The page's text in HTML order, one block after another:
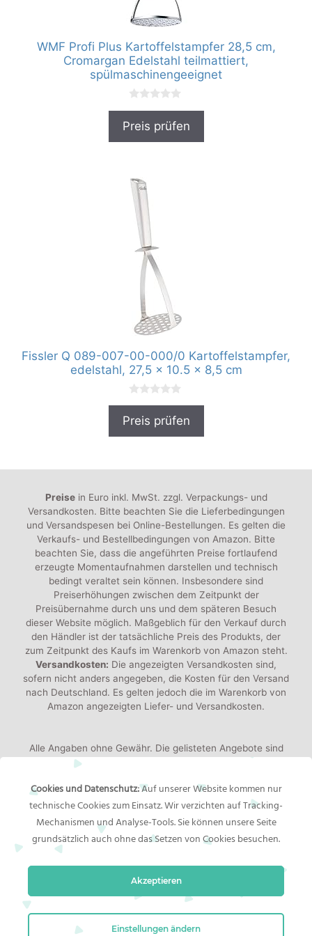
WMF Profi Plus Kartoffelstampfer 28,5 cm,
Cromargan Edelstahl teilmattiert,
spülmaschinengeeignet
0
o
Preis prüfen
Fissler Q 089-007-00-000/0 Kartoffelstampfer,
edelstahl, 27,5 x 10.5 x 8,5 cm
0
o
Preis prüfen
Preisein Euro inkl. MwSt. zzgl. Verpackungs- und
Versandkosten. Bitte beachten Sie die Lieferbedingungen
und Versandspesen bei Online-Bestellungen. Es gelten die
Verkaufs- und Bestellbedingungen von Amazon. Bitte
beachten Sie, dass die angeführten Preise fortlaufend
erzeugte Momentaufnahmen darstellen und technisch
bedingt veraltet sein können. Insbesondere sind
Preiserhöhungen zwischen dem Zeitpunkt der
Preisübernahme durch uns und dem späteren Besuch
dieser Website möglich. Maßgeblich für den Verkauf durch
den Händler ist der tatsächliche Preis des Produkts, der
zum Zeitpunkt des Kaufs im Warenkorb von Amazon steht.
Versandkosten: Die angezeigten Versandkosten sind,
sofern nicht anders angegeben, die Kosten für den Versand
nach Deutschland. Es gelten jedoch die im Warenkorb von
Amazon angezeigten Liefer- und Versandkosten.
Alle Angaben ohne Gewähr. Die gelisteten Angebote sind
keine verbindlichen Werbeaussagen der Anbieter!
jeweiligen Händler oder Hersteller bereitgestellt. Das
gelieferte Produkt kann von den Bildern abweichen.
Impressum
Datenschutzerklärung
Cookies und Datenschutz:Auf unserer Website kommen nur
technische Cookies zum Einsatz. Wir verzichten auf Tracking-
Mechanismen und Analyse-Tools. Sie können unsere Seite
grundsätzlich auch ohne das Setzen von Cookies besuchen.
Akzeptieren
Einstellungen ändern